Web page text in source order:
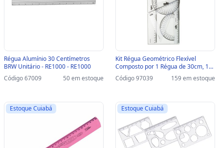
Régua Alumínio 30 Centímetros
BRW Unitário - RE1000 - RE1000
Código 67009
50 em estoque
Kit Régua Geométrico Flexível
Composto por 1 Régua de 30cm, 1
Transferidor 180°, 1 Transferidor
360°, 1 Esquadro 60° e 1 Esquadro
Código 97039 159 em estoque
Estoque Cuiabá Estoque Cuiabá